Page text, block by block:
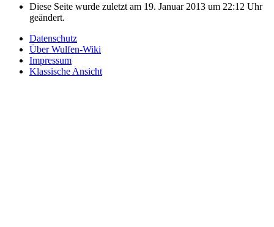
Diese Seite wurde zuletzt am 19. Januar 2013 um 22:12 Uhr
geändert.
Datenschutz
Über Wulfen-Wiki
Impressum
Klassische Ansicht